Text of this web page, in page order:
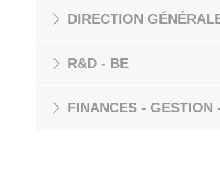
DIRECTION
R&D - BE
FINANCES - GESTION